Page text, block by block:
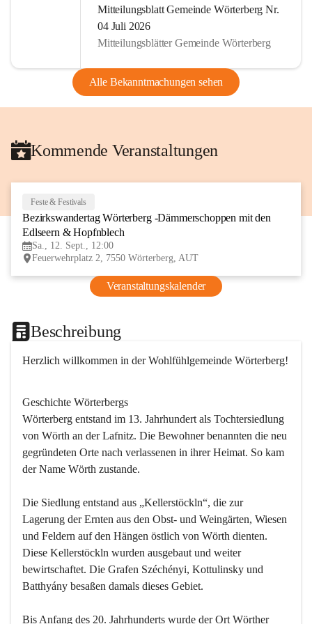
Mitteilungsblatt Gemeinde Wörterberg Nr.
04 Juli 2026
Mitteilungsblätter Gemeinde Wörterberg
Alle Bekanntmachungen sehen
Kommende Veranstaltungen
Feste & Festivals
Bezirkswandertag Wörterberg -Dämmerschoppen mit den
Edlseern & Hopfnblech
Sa., 12. Sept., 12:00
Feuerwehrplatz 2, 7550 Wörterberg, AUT
Veranstaltungskalender
Beschreibung
Herzlich willkommen in der Wohlfühlgemeinde Wörterberg!
Geschichte Wörterbergs
Wörterberg entstand im 13. Jahrhundert als Tochtersiedlung
von Wörth an der Lafnitz. Die Bewohner benannten die neu
gegründeten Orte nach verlassenen in ihrer Heimat. So kam
der Name Wörth zustande.
Die Siedlung entstand aus „Kellerstöckln“, die zur
Lagerung der Ernten aus den Obst- und Weingärten, Wiesen
und Feldern auf den Hängen östlich von Wörth dienten.
Diese Kellerstöckln wurden ausgebaut und weiter
bewirtschaftet. Die Grafen Széchényi, Kottulinsky und
Batthyány besaßen damals dieses Gebiet.
Bis Anfang des 20. Jahrhunderts wurde der Ort Wörther